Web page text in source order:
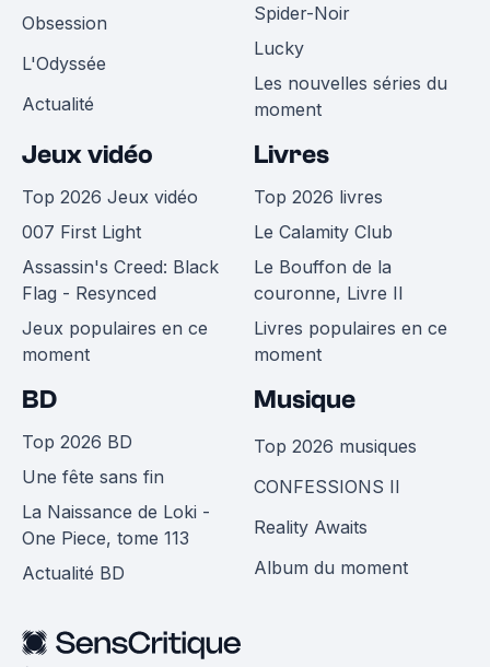
Obsession
L'Odyssée
Actualité
Spider-Noir
Lucky
Les nouvelles séries du
moment
Jeux vidéo
Top 2026 Jeux vidéo
007 First Light
Assassin's Creed: Black
Flag - Resynced
Jeux populaires en ce
moment
Livres
Top 2026 livres
Le Calamity Club
Le Bouffon de la
couronne, Livre II
Livres populaires en ce
moment
BD
Top 2026 BD
Une fête sans fin
La Naissance de Loki -
One Piece, tome 113
Actualité BD
Musique
Top 2026 musiques
CONFESSIONS II
Reality Awaits
Album du moment